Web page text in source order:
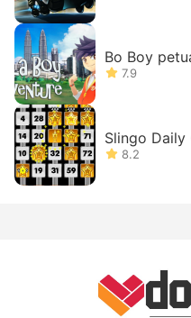
Bo Boy
7.9
Slingo Daily
8.2